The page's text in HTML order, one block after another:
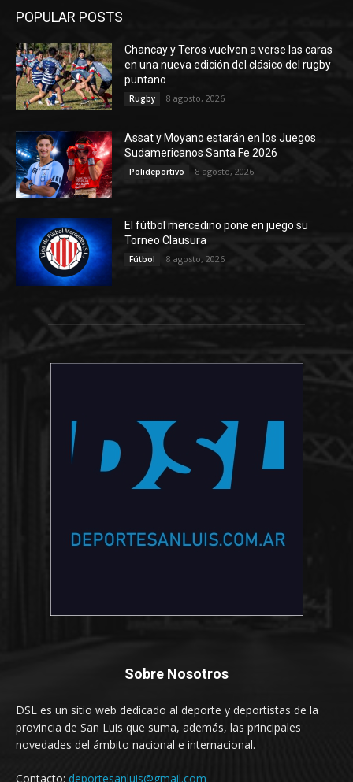
POPULAR POSTS
Chancay y Teros vuelven a verse las caras
en una nueva edición del clásico del rugby
puntano
Rugby 8 agosto, 2026
Assat y Moyano estarán en los Juegos
Sudamericanos Santa Fe 2026
Polideportivo 8 agosto, 2026
El fútbol mercedino pone en juego su
Torneo Clausura
Fútbol 8 agosto, 2026
Sobre Nosotros
DSL es un sitio web dedicado al deporte y deportistas de la
provincia de San Luis que suma, además, las principales
novedades del ámbito nacional e internacional.
Contacto: deportesanluis@gmail.com